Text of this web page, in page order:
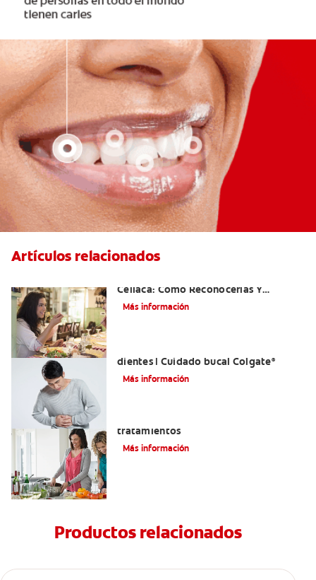
Artículos relacionados
Celíaca: Cómo Reconocerlas Y
Tratarlas
Más información
dientes | Cuidado bucal Colgate®
Más información
tratamientos
Más información
Productos relacionados